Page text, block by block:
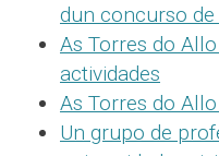
dun concurso
As Torres do
actividades
As Torres do
Un grupo de